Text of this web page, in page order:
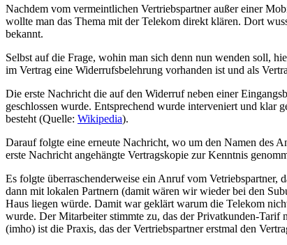
Nachdem vom vermeintlichen Vertriebspartner außer einer
wollte man das Thema mit der Telekom direkt klären. Dort
bekannt.
Selbst auf die Frage, wohin man sich denn nun wenden soll,
im Vertrag eine Widerrufsbelehrung vorhanden ist und als
Die erste Nachricht die auf den Widerruf neben einer
geschlossen wurde. Entsprechend wurde interveniert und klar
besteht (Quelle: Wikipedia).
Darauf folgte eine erneute Nachricht, wo um den Namen des
erste Nachricht angehängte Vertragskopie zur Kenntnis
Es folgte überraschenderweise ein Anruf vom
dann mit lokalen Partnern (damit wären wir wieder bei den
Haus liegen würde. Damit war geklärt warum die Telekom
wurde. Der Mitarbeiter stimmte zu, das der Privatkunden-Tarif
(imho) ist die Praxis, das der Vertriebspartner erstmal den